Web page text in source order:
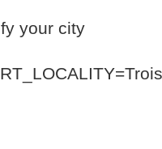
your city